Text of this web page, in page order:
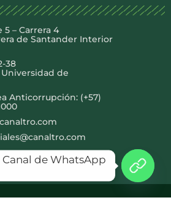
5 – Carrera 4
de Santander Interior
38
de
Anticorrupción: (+57)
Canal de WhatsApp